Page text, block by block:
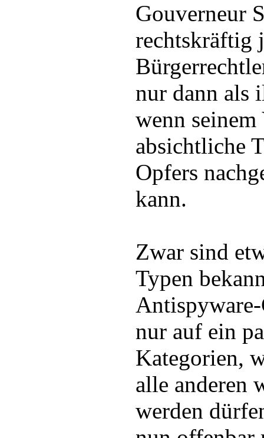
Gouverneur
rechtskräftig
nur dann als
wenn
absichtliche
Opfers
kann.
Zwar sind
Typen
nur auf ein
Kategorien,
alle anderen
werden